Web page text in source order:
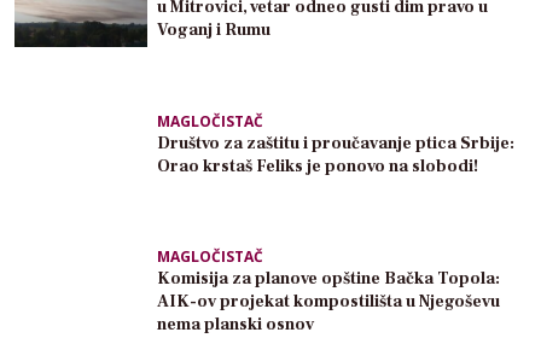
u Mitrovici, vetar odneo gusti dim pravo u
Voganj i Rumu
MAGLOČISTAČ
Društvo za zaštitu i proučavanje ptica Srbije:
Orao krstaš Feliks je ponovo na slobodi!
MAGLOČISTAČ
Komisija za planove opštine Bačka Topola:
AIK-ov projekat kompostilišta u Njegoševu
nema planski osnov